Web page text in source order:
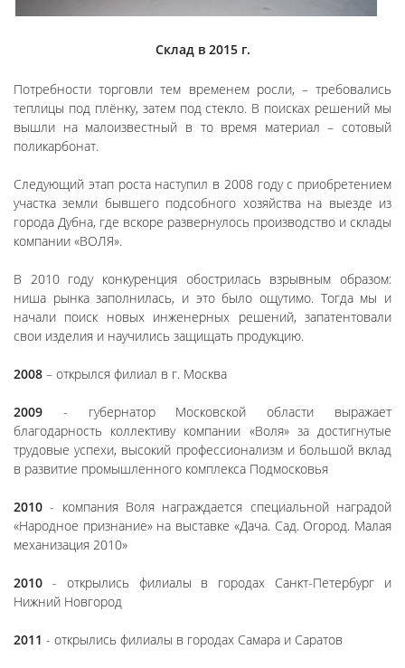
Склад в 2015 г.
Потребности торговли тем временем росли, – требовались
теплицы под плёнку, затем под стекло. В поисках решений мы
вышли на малоизвестный в то время материал – сотовый
поликарбонат.
Следующий этап роста наступил в 2008 году с приобретением
участка земли бывшего подсобного хозяйства на выезде из
города Дубна, где вскоре развернулось производство и склады
компании «ВОЛЯ».
В 2010 году конкуренция обострилась взрывным образом:
ниша рынка заполнилась, и это было ощутимо. Тогда мы и
начали поиск новых инженерных решений, запатентовали
свои изделия и научились защищать продукцию.
2008 – открылся филиал в г. Москва
2009 - губернатор Московской области выражает
благодарность коллективу компании «Воля» за достигнутые
трудовые успехи, высокий профессионализм и большой вклад
в развитие промышленного комплекса Подмосковья
2010- компания Воля награждается специальной наградой
«Народное признание» на выставке «Дача. Сад. Огород. Малая
механизация 2010»
2010 - открылись филиалы в городах Санкт-Петербург и
Нижний Новгород
2011 - открылись филиалы в городах Самара и Саратов